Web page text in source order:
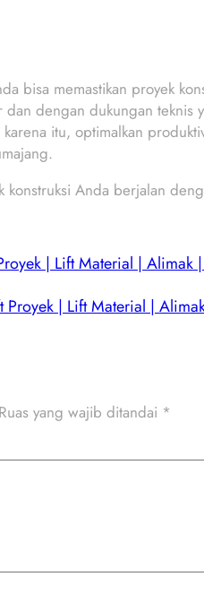
bisa memastikan proyek
dengan dukungan teknis
itu, optimalkan
konstruksi Anda berjalan
| Lift Material | Alimak
Proyek | Lift Material |
Ruas yang wajib ditandai *